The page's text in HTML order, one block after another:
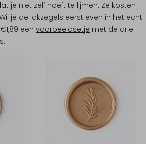
je niet zelf hoeft te lijmen. Ze kosten
je de lakzegels eerst even in het echt
een voorbeeldsetje met de drie